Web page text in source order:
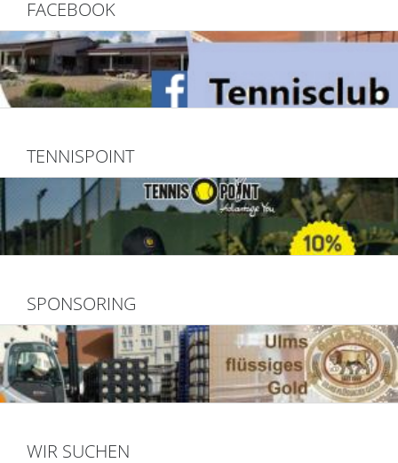
FACEBOOK
TENNISPOINT
SPONSORING
WIR SUCHEN